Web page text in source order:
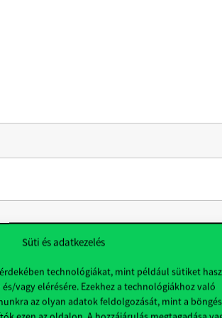
Süti és adatkezelés
technológiákat, mint például sütiket
vagy elérésére. Ezekhez a technológiákhoz való
az olyan adatok feldolgozását, mint a